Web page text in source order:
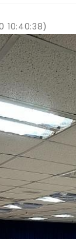
10:40:38)